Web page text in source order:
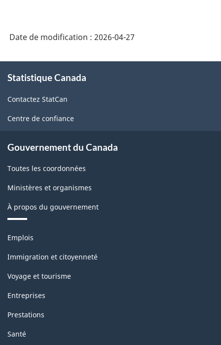
Date de modification : 2026-04-27
propos
ce
site
Statistique Canada
Contactez StatCan
Centre de confiance
Gouvernement du Canada
Toutes les coordonnées
Ministères et organismes
À propos du gouvernement
Thèmes
sujets
Emplois
Immigration et citoyenneté
Voyage et tourisme
Entreprises
Prestations
Santé